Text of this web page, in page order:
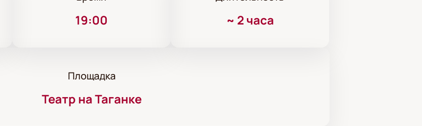
19:00 ~ 2 часа
Площадка
Театр на Таганке